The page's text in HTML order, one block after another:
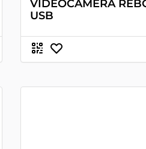
VIDEOCAMERA
USB